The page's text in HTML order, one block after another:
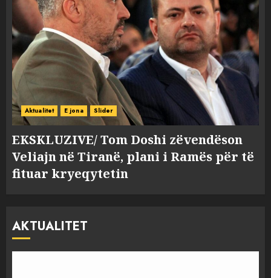
Aktualitet E jona Slider
EKSKLUZIVE/ Tom Doshi zëvendëson
Veliajn në Tiranë, plani i Ramës për të
fituar kryeqytetin
AKTUALITET